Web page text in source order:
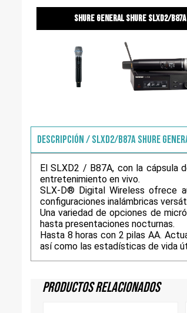
Shure general Shure slxd2/
DESCRIPCIÓN / SLXD2/B87A SHURE
El SLXD2 / B87A, con la cápsula
entretenimiento en vivo.
SLX-D® Digital Wireless ofrece
configuraciones inalámbricas
Una variedad de opciones de
hasta presentaciones nocturnas.
Hasta 8 horas con 2 pilas AA.
así como las estadísticas de vida
Productos Relacionados